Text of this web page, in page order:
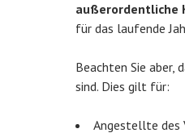
außerordentliche
für das laufende
Beachten Sie aber,
sind. Dies gilt für:
Angestellte des